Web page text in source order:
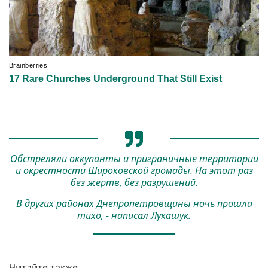
Обстреляли оккупанты и приграничные территории
и окрестности Широковской громады. На этот раз
без жертв, без разрушений.
В других районах Днепропетровщины ночь прошла
тихо, - написал Лукашук.